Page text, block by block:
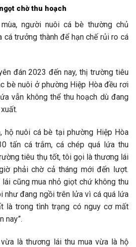
chờ thu hoạch
người nuôi cá bè thường chủ
cá trưởng thành để hạn chế rủi ro cá
đán 2023 đến nay, thị trường tiêu
bè nuôi ở phường Hiệp Hòa đều rơi
vẫn không thể thu hoạch dù đang
hộ nuôi cá bè tại phường Hiệp Hòa
tấn cá trắm, cá chép quá lứa thu
tiêu thụ tốt, tôi gọi là thương lái
phải chờ cả tháng mới đến lượt.
cũng mua nhỏ giọt chứ không thu
như đang ngồi trên lửa vì cá quá lứa
là trong tình trạng có nguy cơ mất
nay”.
vừa là thương lái thu mua vừa là hộ